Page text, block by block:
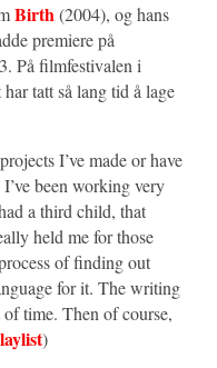
Birth(2004), og hans
premiere på
På filmfestivalen i
tatt så lang tid å lage
I’ve made or have
been working very
a third child, that
held me for those
of finding out
for it. The writing
time. Then of course,
)